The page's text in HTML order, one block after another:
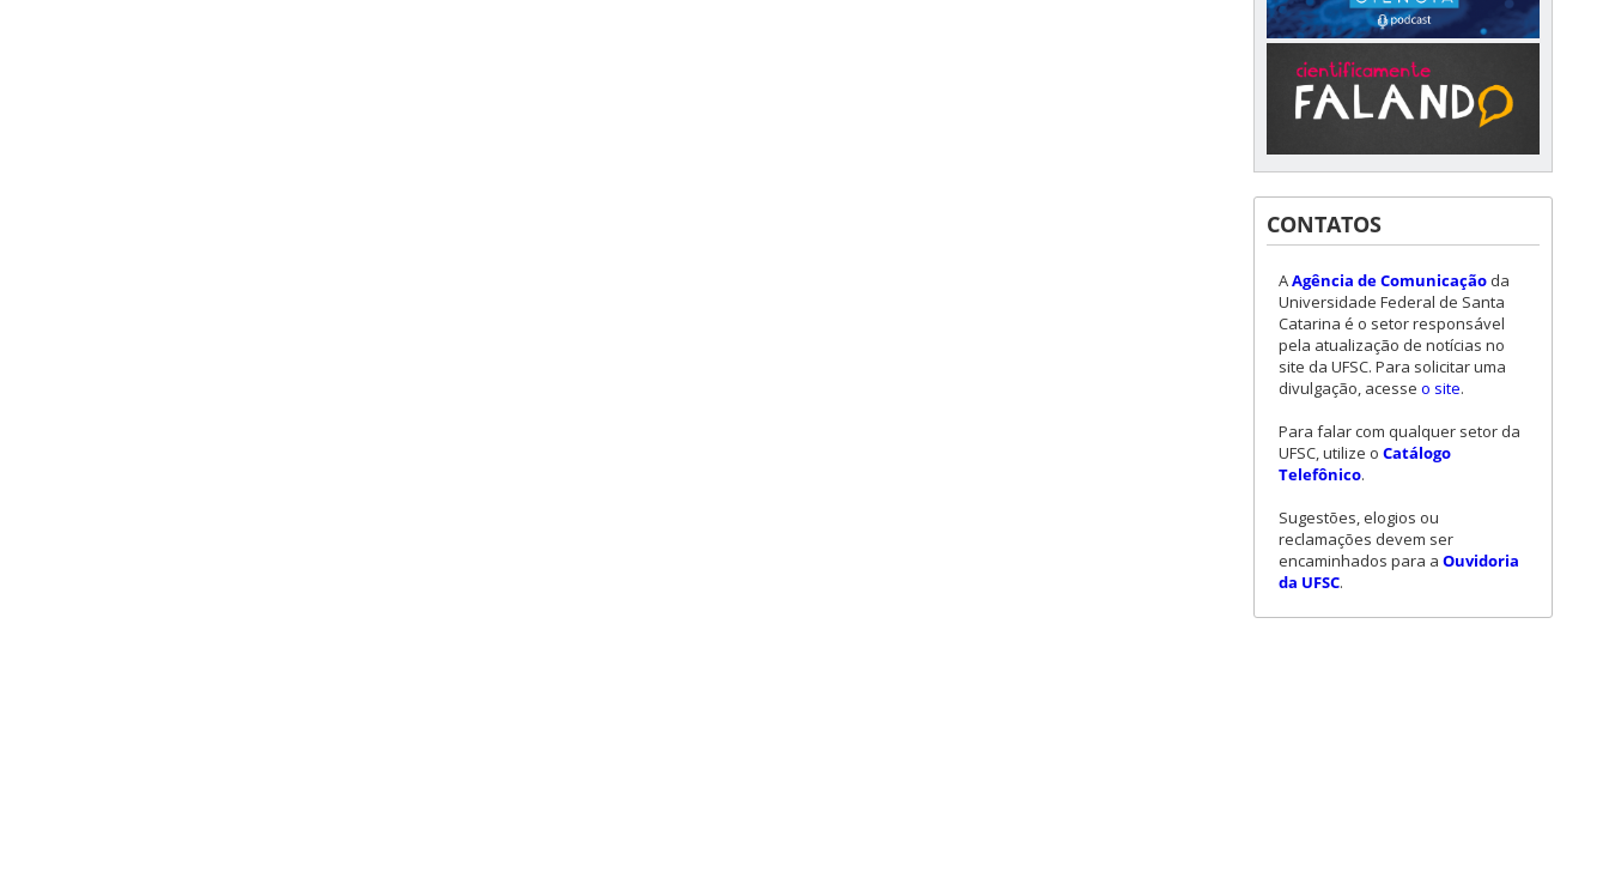
CONTATOS
AAgência de Comunicação da
Universidade Federal de Santa
Catarina é o setor responsável
pela atualização de notícias no
site da UFSC. Para solicitar uma
divulgação, acesse o site.
Para falar com qualquer setor da
UFSC, utilize o Catálogo
Telefônico.
Sugestões, elogios ou
reclamações devem ser
encaminhados para a Ouvidoria
da UFSC.